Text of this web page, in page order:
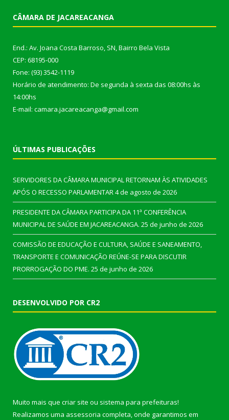
CÂMARA DE JACAREACANGA
End.: Av. Joana Costa Barroso, SN, Bairro Bela Vista
CEP: 68195-000
Fone: (93) 3542-1119
Horário de atendimento: De segunda à sexta das 08:00hs às
14:00hs
E-mail: camara.jacareacanga@gmail.com
ÚLTIMAS PUBLICAÇÕES
SERVIDORES DA CÂMARA MUNICIPAL RETORNAM ÀS ATIVIDADES
APÓS O RECESSO PARLAMENTAR4 de agosto de 2026
PRESIDENTE DA CÂMARA PARTICIPA DA 11ª CONFERÊNCIA
MUNICIPAL DE SAÚDE EM JACAREACANGA. 25 de junho de 2026
COMISSÃO DE EDUCAÇÃO E CULTURA, SAÚDE E SANEAMENTO,
TRANSPORTE E COMUNICAÇÃO REÚNE-SE PARA DISCUTIR
PRORROGAÇÃO DO PME. 25 de junho de 2026
DESENVOLVIDO POR CR2
Muito mais que criar site ou sistema para prefeituras!
Realizamos uma assessoria completa, onde garantimos em